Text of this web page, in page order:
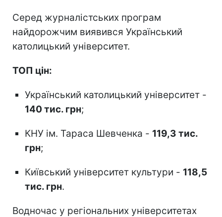
Серед журналістських програм
найдорожчим виявився Український
католицький університет.
ТОП цін:
Український католицький університет -
140 тис. грн;
КНУ ім. Тараса Шевченка - 119,3 тис.
грн;
Київський університет культури - 118,5
тис. грн.
Водночас у регіональних університетах